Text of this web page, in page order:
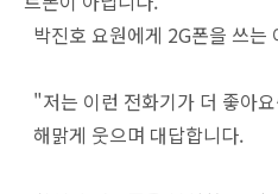
박진호 요원에게 2G폰을 쓰는
"저는 이런 전화기가 더 좋아
해맑게 웃으며 대답합니다.